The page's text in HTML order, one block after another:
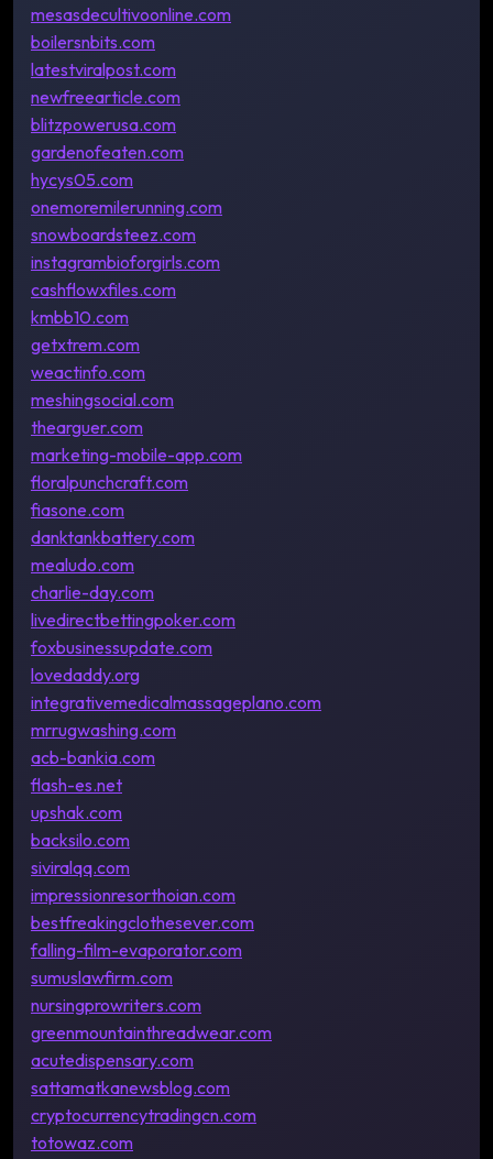
mesasdecultivoonline.com
boilersnbits.com
latestviralpost.com
newfreearticle.com
blitzpowerusa.com
gardenofeaten.com
hycys05.com
onemoremilerunning.com
snowboardsteez.com
instagrambioforgirls.com
cashflowxfiles.com
kmbb10.com
getxtrem.com
weactinfo.com
meshingsocial.com
thearguer.com
marketing-mobile-app.com
floralpunchcraft.com
fiasone.com
danktankbattery.com
mealudo.com
charlie-day.com
livedirectbettingpoker.com
foxbusinessupdate.com
lovedaddy.org
integrativemedicalmassageplano.com
mrrugwashing.com
acb-bankia.com
flash-es.net
upshak.com
backsilo.com
siviralqq.com
impressionresorthoian.com
bestfreakingclothesever.com
falling-film-evaporator.com
sumuslawfirm.com
nursingprowriters.com
greenmountainthreadwear.com
acutedispensary.com
sattamatkanewsblog.com
cryptocurrencytradingcn.com
totowaz.com